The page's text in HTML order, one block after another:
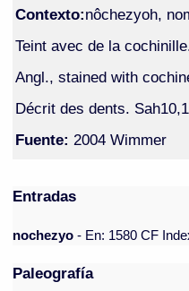
Contexto:nôchezyoh,
Teint avec de la
Angl., stained with
Décrit des dents.
Fuente: 2004 Wimmer
Entradas
nochezyo- En: 1580 CF
Paleografía